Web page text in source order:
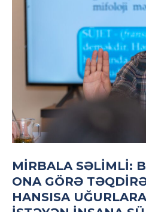
MIRBALA SƏLIMLI:
ONA GÖRƏ
HANSISA